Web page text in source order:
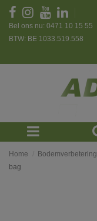
Bel ons nu: 0471 10 15 55
BTW: BE 1033.519.558
Home Bodemverbetering
bag